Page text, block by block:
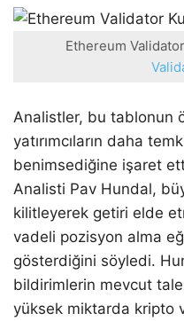
Ethereum
Analistler, bu tablonun
yatırımcıların daha
benimsediğine işaret
Analisti Pav Hundal,
kilitleyerek getiri elde
vadeli pozisyon alma
gösterdiğini söyledi.
bildirimlerin mevcut
yüksek miktarda kripto